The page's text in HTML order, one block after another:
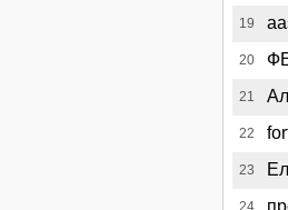
19
20
21
22
23
24